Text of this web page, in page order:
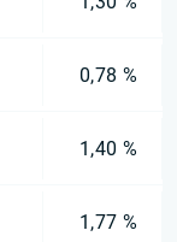
0,78 %
1,40 %
1,77 %